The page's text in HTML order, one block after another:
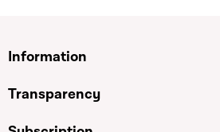
Information
Transparency